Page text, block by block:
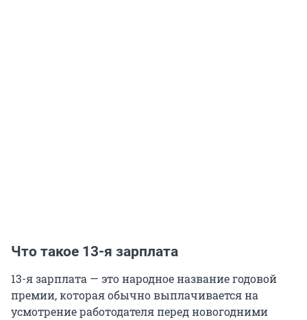
Что такое 13-я зарплата
13-я зарплата — это народное название годовой
премии, которая обычно выплачивается на
усмотрение работодателя перед новогодними